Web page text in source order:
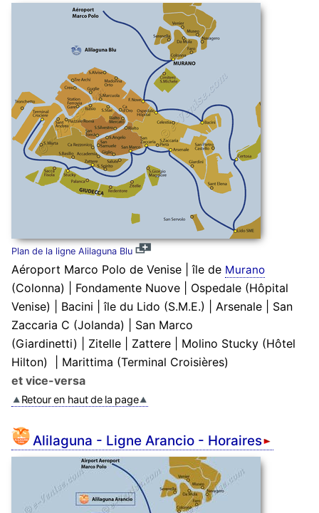
Plan de la ligne Alilaguna Blu
Aéroport Marco Polo de Venise île de Murano
(Colonna) Fondamente Nuove
Ospedale (Hôpital
Venise)
Bacini île du Lido (S.M.E.) Arsenale
San
Zaccaria C (Jolanda)
San Marco
(Giardinetti)
Zitelle Zattere
Molino Stucky (Hôtel
Hilton)
Marittima (Terminal Croisières)
et vice-versa
Retour en haut de la page
Alilaguna - Ligne Arancio - Horaires